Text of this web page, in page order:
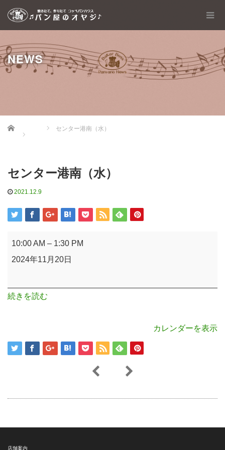
NEWS
Home センター港南（水）
センター港南（水）
2021.12.9
セ
港
10:00 AM – 1:30 PM
2024年11月20日
続きを読む
カレンダーを表示
店舗案内